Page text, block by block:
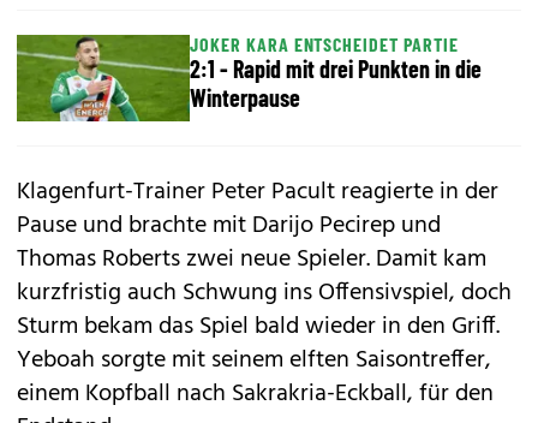
JOKER KARA ENTSCHEIDET PARTIE
2:1 - Rapid mit drei Punkten in die
Winterpause
Klagenfurt-Trainer Peter Pacult reagierte in der
Pause und brachte mit Darijo Pecirep und
Thomas Roberts zwei neue Spieler. Damit kam
kurzfristig auch Schwung ins Offensivspiel, doch
Sturm bekam das Spiel bald wieder in den Griff.
Yeboah sorgte mit seinem elften Saisontreffer,
einem Kopfball nach Sakrakria-Eckball, für den